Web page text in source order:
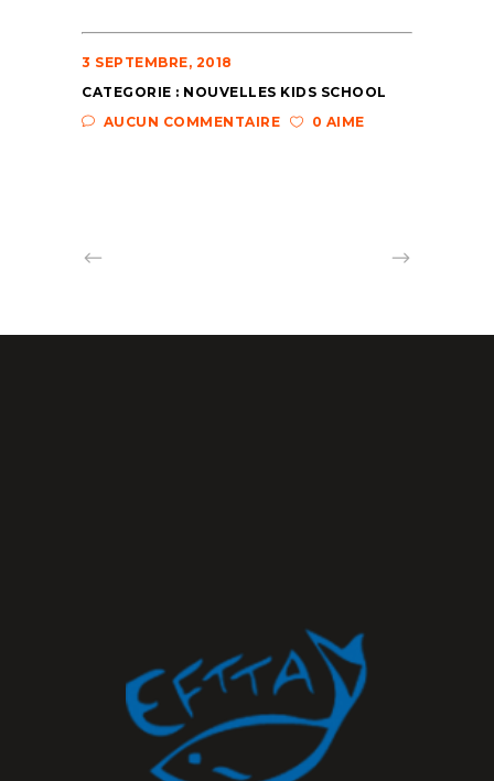
3 SEPTEMBRE, 2018
CATEGORIE : NOUVELLES KIDS SCHOOL
AUCUN COMMENTAIRE
0 AIME